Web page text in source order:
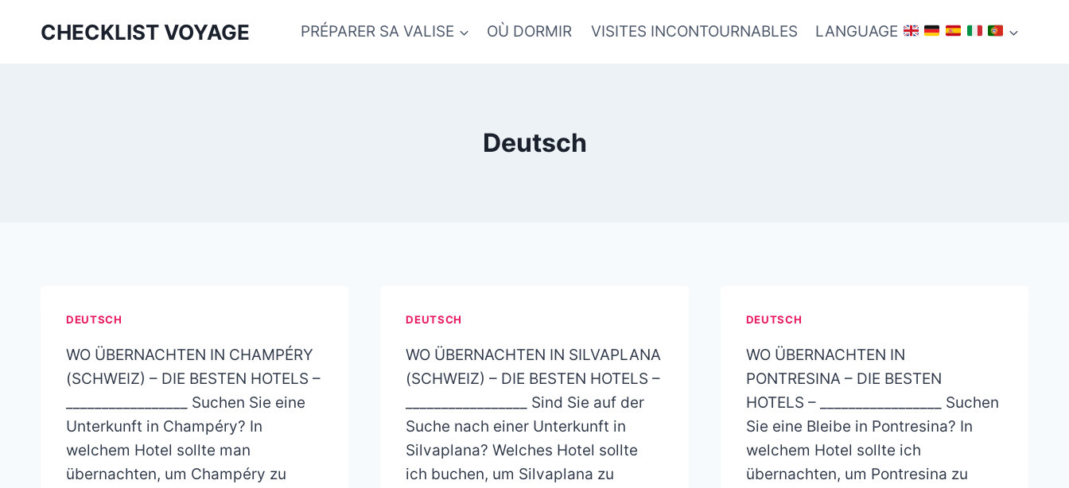
CHECKLIST VOYAGE PRÉPARER SA VALISE OÙ DORMIR VISITES INCONTOURNABLES LANGUAGE
Deutsch
DEUTSCH
WO ÜBERNACHTEN IN CHAMPÉRY
(SCHWEIZ) – DIE BESTEN HOTELS –
_________________ Suchen Sie eine
Unterkunft in Champéry? In
welchem Hotel sollte man
übernachten, um Champéry zu
DEUTSCH
WO ÜBERNACHTEN IN SILVAPLANA
(SCHWEIZ) – DIE BESTEN HOTELS –
_________________ Sind Sie auf der
Suche nach einer Unterkunft in
Silvaplana? Welches Hotel sollte
ich buchen, um Silvaplana zu
DEUTSCH
WO ÜBERNACHTEN IN
PONTRESINA – DIE BESTEN
HOTELS – _________________ Suchen
Sie eine Bleibe in Pontresina? In
welchem Hotel sollte ich
übernachten, um Pontresina zu